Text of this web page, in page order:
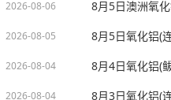
2026-08-06 8月5日澳洲氧
2026-08-05 8月5日氧化铝(
2026-08-04 8月4日氧化铝(
2026-08-04 8月3日氧化铝(